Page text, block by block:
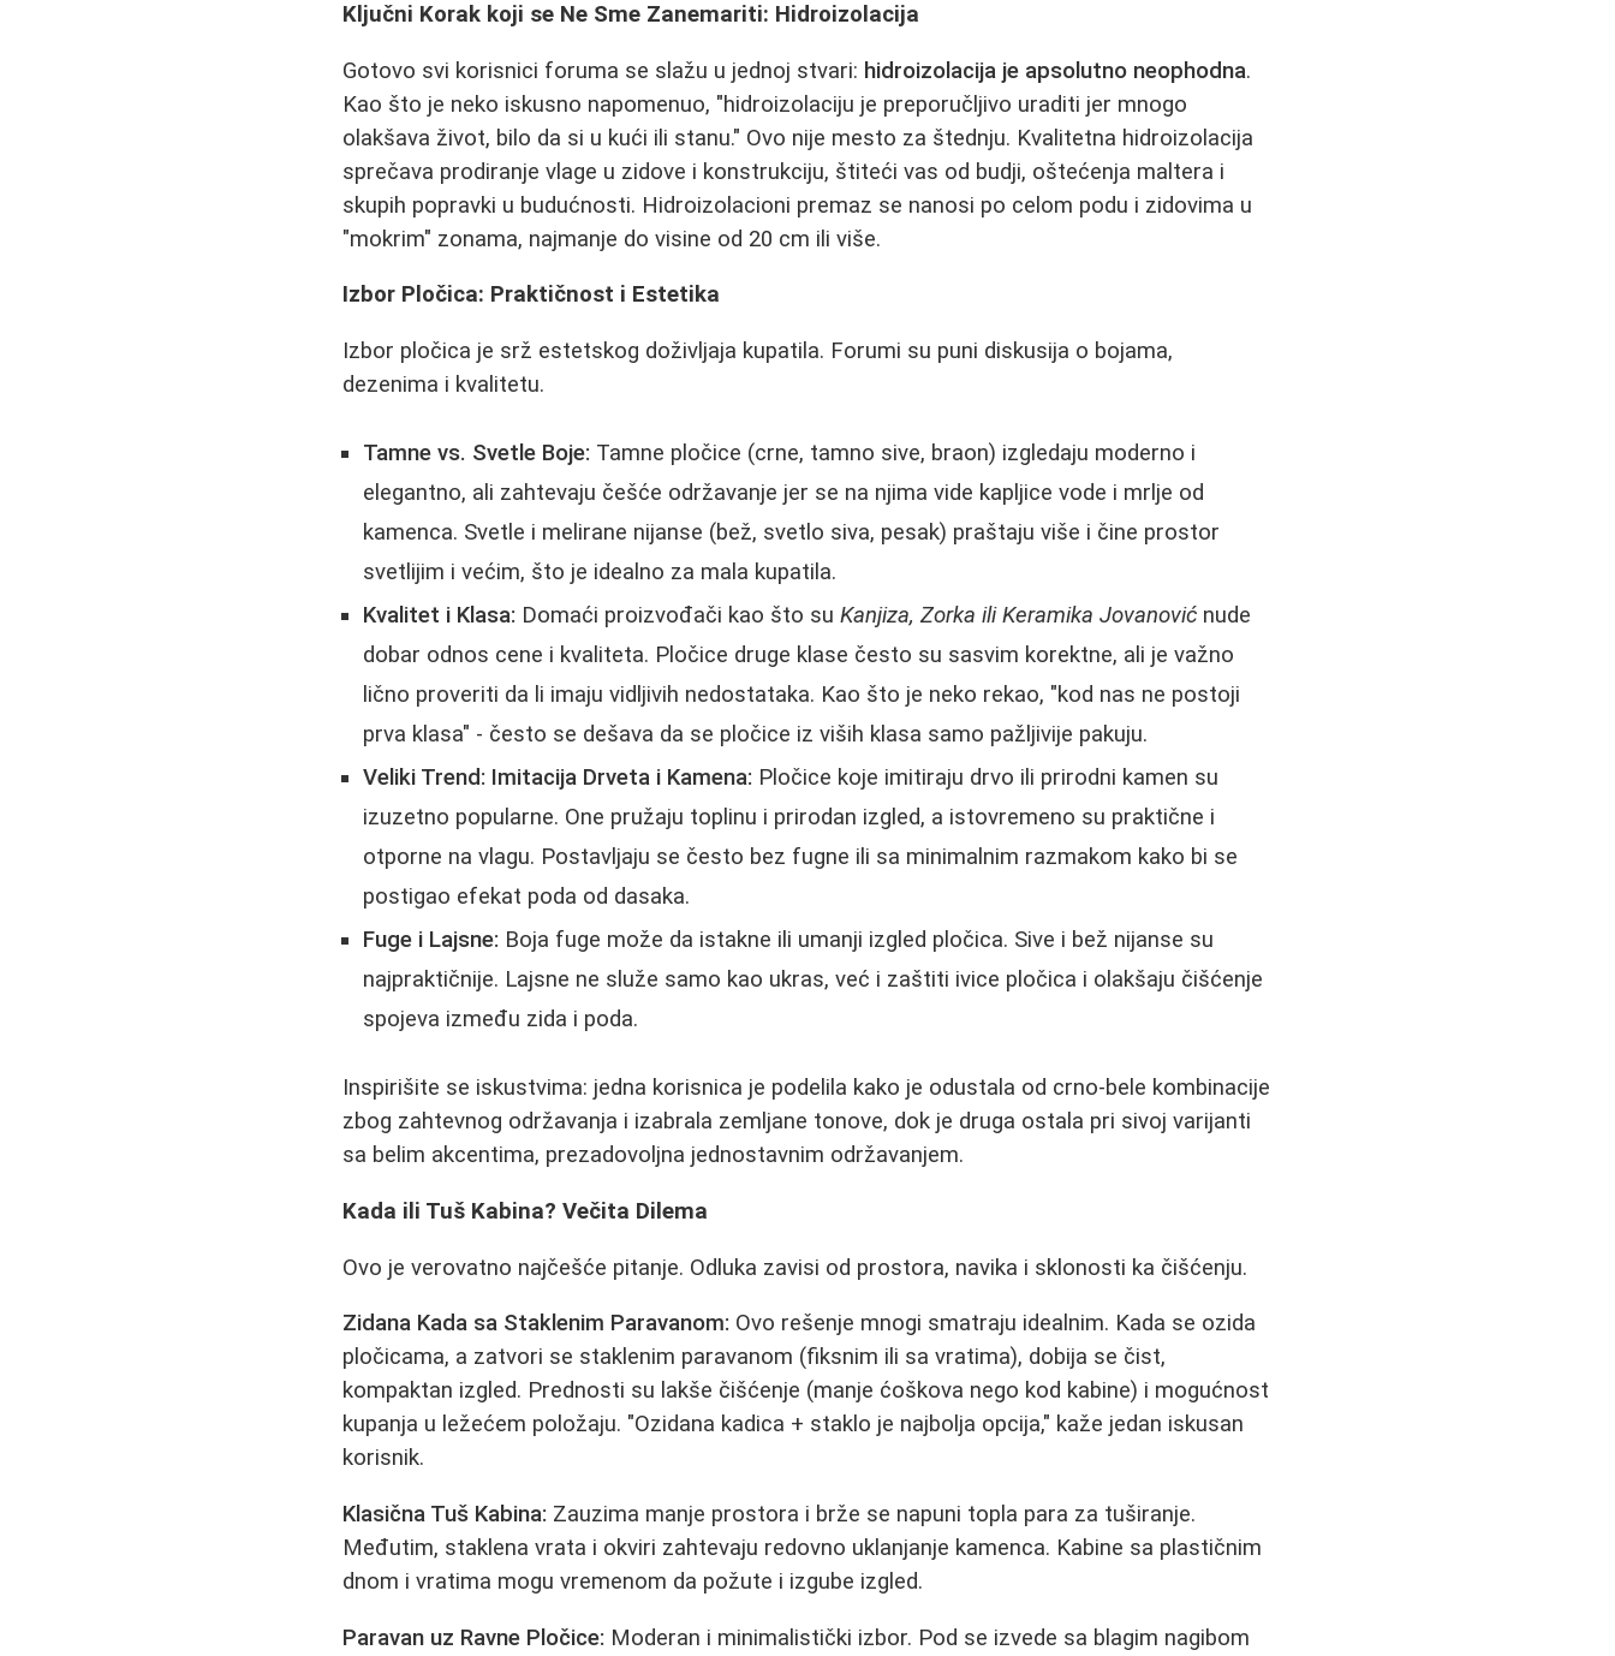
Ključni Korak koji se Ne Sme Zanemariti: Hidroizolacija
Gotovo svi korisnici foruma se slažu u jednoj stvari: hidroizolacija je apsolutno neophodna.
Kao što je neko iskusno napomenuo, "hidroizolaciju je preporučljivo uraditi jer mnogo
olakšava život, bilo da si u kući ili stanu." Ovo nije mesto za štednju. Kvalitetna hidroizolacija
sprečava prodiranje vlage u zidove i konstrukciju, štiteći vas od budji, oštećenja maltera i
skupih popravki u budućnosti. Hidroizolacioni premaz se nanosi po celom podu i zidovima u
"mokrim" zonama, najmanje do visine od 20 cm ili više.
Izbor Pločica: Praktičnost i Estetika
Izbor pločica je srž estetskog doživljaja kupatila. Forumi su puni diskusija o bojama,
dezenima i kvalitetu.
Tamne vs. Svetle Boje: Tamne pločice (crne, tamno sive, braon) izgledaju moderno i
elegantno, ali zahtevaju češće održavanje jer se na njima vide kapljice vode i mrlje od
kamenca. Svetle i melirane nijanse (bež, svetlo siva, pesak) praštaju više i čine prostor
svetlijim i većim, što je idealno za mala kupatila.
Kvalitet i Klasa: Domaći proizvođači kao što suKanjiza, Zorka ili Keramika Jovanović nude
dobar odnos cene i kvaliteta. Pločice druge klase često su sasvim korektne, ali je važno
lično proveriti da li imaju vidljivih nedostataka. Kao što je neko rekao, "kod nas ne postoji
prva klasa" - često se dešava da se pločice iz viših klasa samo pažljivije pakuju.
Veliki Trend: Imitacija Drveta i Kamena: Pločice koje imitiraju drvo ili prirodni kamen su
izuzetno popularne. One pružaju toplinu i prirodan izgled, a istovremeno su praktične i
otporne na vlagu. Postavljaju se često bez fugne ili sa minimalnim razmakom kako bi se
postigao efekat poda od dasaka.
Fuge i Lajsne: Boja fuge može da istakne ili umanji izgled pločica. Sive i bež nijanse su
najpraktičnije. Lajsne ne služe samo kao ukras, već i zaštiti ivice pločica i olakšaju čišćenje
spojeva između zida i poda.
Inspirišite se iskustvima: jedna korisnica je podelila kako je odustala od crno-bele kombinacije
zbog zahtevnog održavanja i izabrala zemljane tonove, dok je druga ostala pri sivoj varijanti
sa belim akcentima, prezadovoljna jednostavnim održavanjem.
Kada ili Tuš Kabina? Večita Dilema
Ovo je verovatno najčešće pitanje. Odluka zavisi od prostora, navika i sklonosti ka čišćenju.
Zidana Kada sa Staklenim Paravanom: Ovo rešenje mnogi smatraju idealnim. Kada se ozida
pločicama, a zatvori se staklenim paravanom (fiksnim ili sa vratima), dobija se čist,
kompaktan izgled. Prednosti su lakše čišćenje (manje ćoškova nego kod kabine) i mogućnost
kupanja u ležećem položaju. "Ozidana kadica + staklo je najbolja opcija," kaže jedan iskusan
korisnik.
Klasična Tuš Kabina: Zauzima manje prostora i brže se napuni topla para za tuširanje.
Međutim, staklena vrata i okviri zahtevaju redovno uklanjanje kamenca. Kabine sa plastičnim
dnom i vratima mogu vremenom da požute i izgube izgled.
Paravan uz Ravne Pločice: Moderan i minimalistički izbor. Pod se izvede sa blagim nagibom